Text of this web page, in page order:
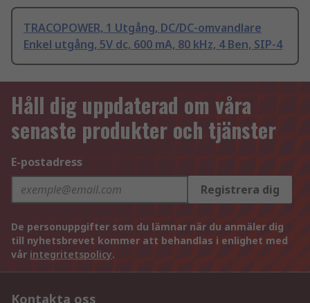
TRACOPOWER, 1 Utgång, DC/DC-omvandlare
Enkel utgång, 5V dc, 600 mA, 80 kHz, 4 Ben, SIP-4
Håll dig uppdaterad om våra
senaste produkter och tjänster
E-postadress
Registrera dig
De personuppgifter som du lämnar när du anmäler dig
till nyhetsbrevet kommer att behandlas i enlighet med
vår integritetspolicy.
Kontakta oss